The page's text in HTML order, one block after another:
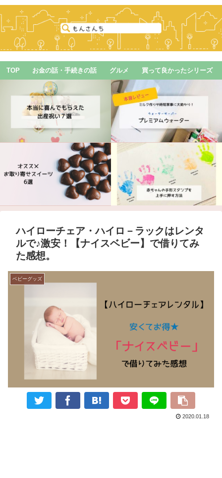
TOP お金の話・手続きの話 グルメ 買って良かったシリーズ
ハイローチェア・ハイロ－ラックはレンタ
ルで♪激安！【ナイスベビー】で借りてみ
た感想。
ベビーグッズ
2020.01.18